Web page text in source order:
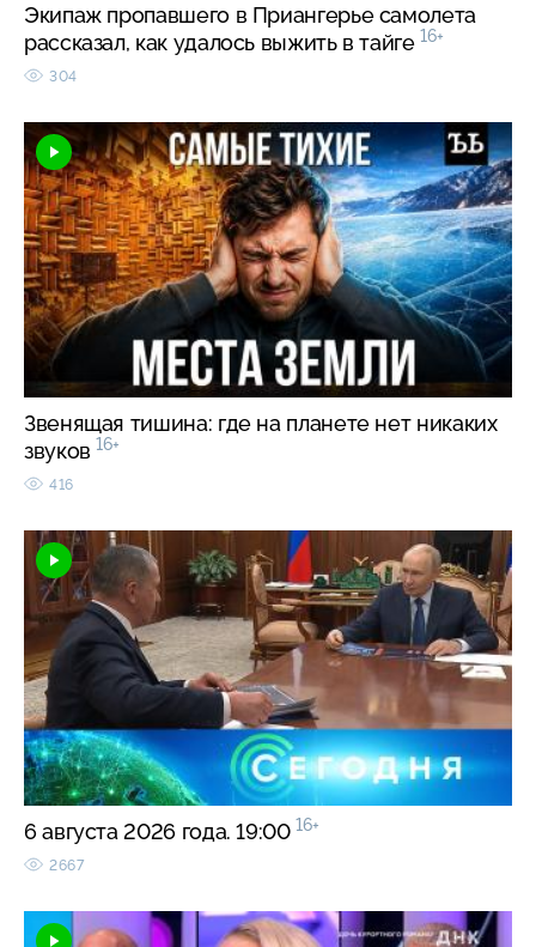
Экипаж пропавшего в Приангерье самолета
рассказал, как удалось выжить в тайге 16+
304
Звенящая тишина: где на планете нет никаких
звуков 16+
416
6 августа 2026 года. 19:00 16+
2667